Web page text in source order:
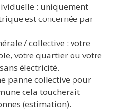
: uniquement
est concernée par
/ collective : votre
votre quartier ou votre
électricité.
panne collective pour
cela toucherait
(estimation).